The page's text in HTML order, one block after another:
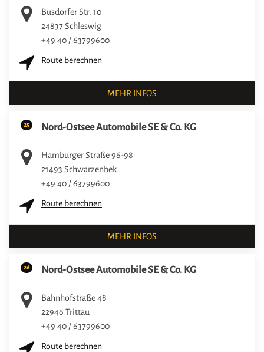
Busdorfer Str. 10
24837Schleswig
+49 40 / 63799600
Route berechnen
MEHR INFOS
25 Nord-Ostsee Automobile SE & Co. KG
Hamburger Straße 96-98
21493 Schwarzenbek
+49 40 / 63799600
Route berechnen
MEHR INFOS
26 Nord-Ostsee Automobile SE & Co. KG
Bahnhofstraße 48
22946 Trittau
+49 40 / 63799600
Route berechnen